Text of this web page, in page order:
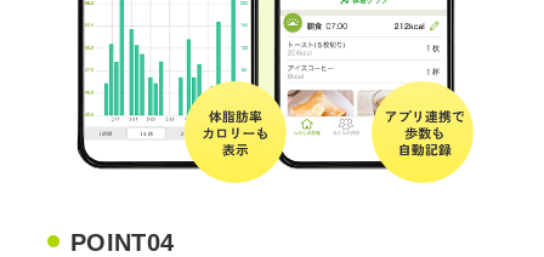
POINT04